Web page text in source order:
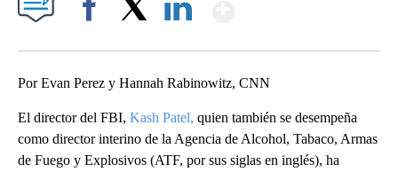
Por Evan Perez y Hannah Rabinowitz, CNN
El director del FBI, Kash Patel, quien también se desempeña
como director interino de la Agencia de Alcohol, Tabaco, Armas
de Fuego y Explosivos (ATF, por sus siglas en inglés), ha